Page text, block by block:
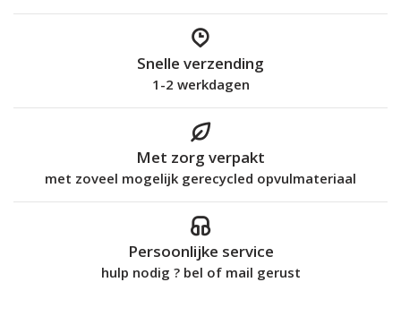
Snelle verzending
1-2 werkdagen
Met zorg verpakt
met zoveel mogelijk gerecycled opvulmateriaal
Persoonlijke service
hulp nodig ? bel of mail gerust